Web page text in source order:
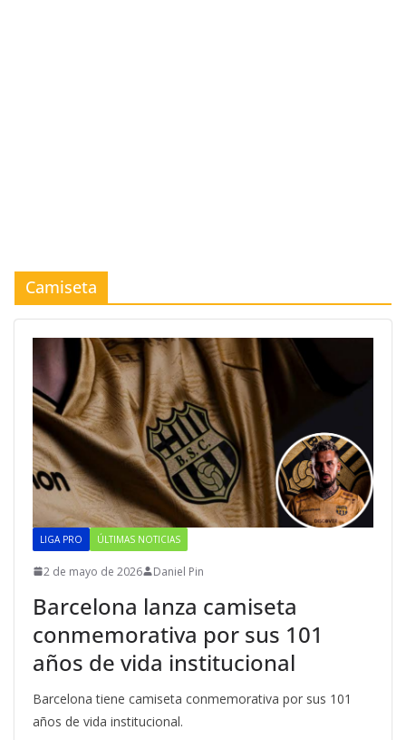
Camiseta
LIGA PRO ÚLTIMAS NOTICIAS
2 de mayo de 2026 Daniel Pin
Barcelona lanza camiseta
conmemorativa por sus 101
años de vida institucional
Barcelona tiene camiseta conmemorativa por sus 101
años de vida institucional.